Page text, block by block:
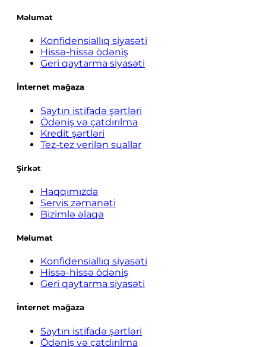
Məlumat
Konfidensiallıq siyasəti
Hissə-hissə ödəniş
Geri qaytarma siyasəti
İnternet mağaza
Saytın istifadə şərtləri
Ödəniş və çatdırılma
Kredit şərtləri
Tez-tez verilən suallar
Şirkət
Haqqımızda
Servis zəmanəti
Bizimlə əlaqə
Məlumat
Konfidensiallıq siyasəti
Hissə-hissə ödəniş
Geri qaytarma siyasəti
İnternet mağaza
Saytın istifadə şərtləri
Ödəniş və çatdırılma